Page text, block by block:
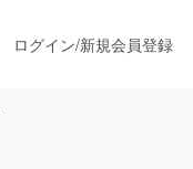
ログイン/新規会員登録